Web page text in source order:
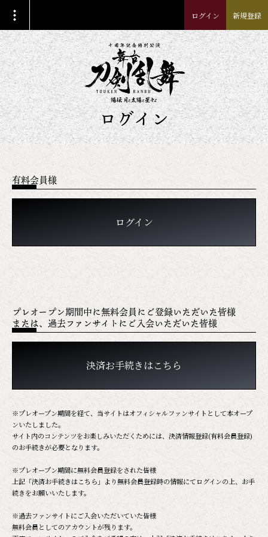
ログイン 新規登録
ログイン
有料会員様
ログイン
プレオープン期間中に無料会員にご登録いただいた皆様
または、過去ファンサイトにご入会いただいた皆様
決済お手続きはこちら
※プレオープン期間を経て、当サイトはオフィシャルファンサイトとして本オープ
ンいたしました。
サイト内のコンテンツをお楽しみいただくためには、決済情報登録(有料会員登録)
のお手続きが必要となります。
※プレオープン期間に無料会員登録をされた皆様
上記「決済お手続きはこちら」より無料会員登録時の情報にてログインの上、お手
続きをお願いいたします。
※過去ファンサイトにご入会いただいていた皆様
無料会員としてのアカウントが残ります。